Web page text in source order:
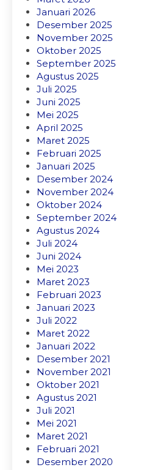
Januari 2026
Desember 2025
November 2025
Oktober 2025
September 2025
Agustus 2025
Juli 2025
Juni 2025
Mei 2025
April 2025
Maret 2025
Februari 2025
Januari 2025
Desember 2024
November 2024
Oktober 2024
September 2024
Agustus 2024
Juli 2024
Juni 2024
Mei 2023
Maret 2023
Februari 2023
Januari 2023
Juli 2022
Maret 2022
Januari 2022
Desember 2021
November 2021
Oktober 2021
Agustus 2021
Juli 2021
Mei 2021
Maret 2021
Februari 2021
Desember 2020